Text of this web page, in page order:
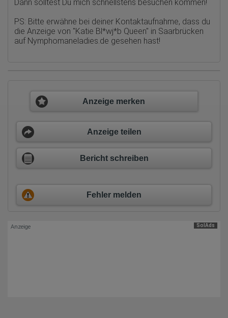
Portals oder hat er sie komplett verlassen?
Ort der Verarbeitung:
Europäische Union & USA
auf unserer Website eingebunden sind, von Ihnen bereitgestellte
Informationen verarbeiten.
Hotjar Limited, Malta
Erhobene Daten:
Datum und Uhrzeit des Besuchs
Gerätetyp
Mausbewegungen
Besuchte Seiten
Referrer URL
Sprachinformationen
Dann solltest Du mich schnellstens besuchen kommen!
PS: Bitte erwähne bei deiner Kontaktaufnahme, dass du
die Anzeige von "Katie Bl*wj*b Queen" in Saarbrücken
auf Nymphomaneladies.de gesehen hast!
Anzeige merken
Anzeige teilen
Bericht schreiben
Fehler melden
SolAds
Anzeige